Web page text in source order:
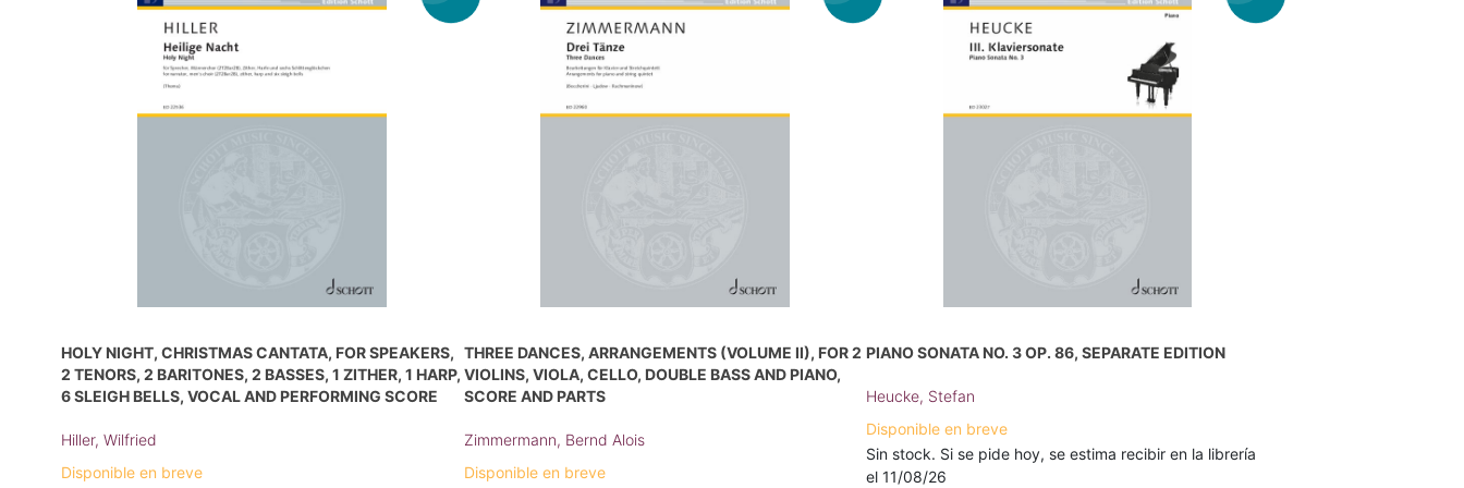
HOLY NIGHT, CHRISTMAS CANTATA, FOR SPEAKERS,
2 TENORS, 2 BARITONES, 2 BASSES, 1 ZITHER, 1 HARP,
6 SLEIGH BELLS, VOCAL AND PERFORMING SCORE
Hiller, Wilfried
Disponible en breve
THREE DANCES, ARRANGEMENTS (VOLUME II), FOR 2
VIOLINS, VIOLA, CELLO, DOUBLE BASS AND PIANO,
SCORE AND PARTS
Zimmermann, Bernd Alois
Disponible en breve
PIANO SONATA NO. 3 OP. 86, SEPARATE EDITION
Heucke, Stefan
Disponible en breve
Sin stock. Si se pide hoy, se estima recibir en la librería
el 11/08/26